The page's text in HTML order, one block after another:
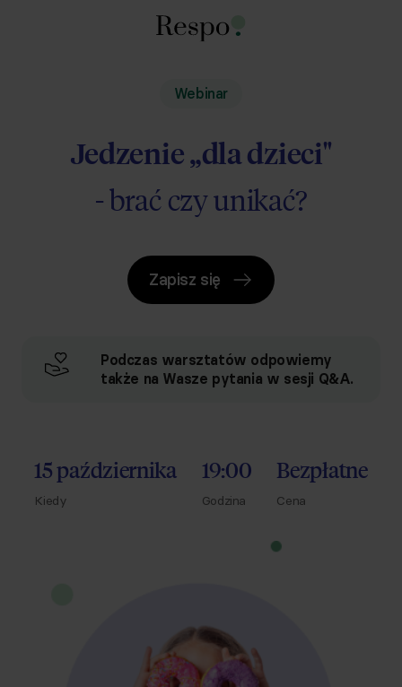
Webinar
Jedzenie „dla dzieci"
- brać czy unikać?
Zapisz się
Podczas warsztatów odpowiemy
także na Wasze pytania w sesji Q&A.
15 października
Kiedy
19:00
Godzina
Bezpłatne
Cena